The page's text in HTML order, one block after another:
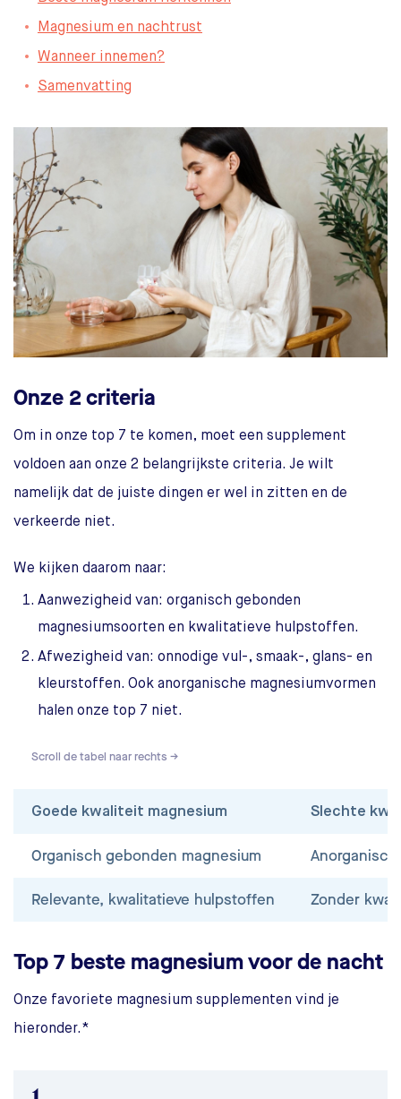
Magnesium en nachtrust
Wanneer innemen?
Samenvatting
Onze 2 criteria
Om in onze top 7 te komen, moet een supplement
voldoen aan onze 2 belangrijkste criteria. Je wilt
namelijk dat de juiste dingen er wel in zitten en de
verkeerde niet.
We kijken daarom naar:
Aanwezigheid van: organisch gebonden
magnesiumsoorten en kwalitatieve hulpstoffen.
Afwezigheid van: onnodige vul-, smaak-, glans- en
kleurstoffen. Ook anorganische magnesiumvormen
halen onze top 7 niet.
Scroll de tabel naar rechts →
Goede kwaliteit magnesium Slechte
Organisch gebonden magnesium
Relevante, kwalitatieve hulpstoffen Zonder
Top 7 beste magnesium voor de nacht
Onze favoriete magnesium supplementen vind je
hieronder.*